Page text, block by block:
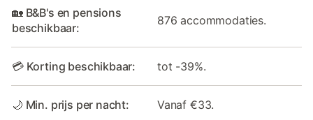
🏡 B&B's en pensions
beschikbaar:
876 accommodaties.
💳 Korting beschikbaar: tot -39%.
🌙 Min. prijs per nacht: Vanaf €33.